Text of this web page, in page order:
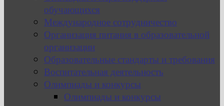
обучающихся
Международное сотрудничество
Организация питания в образовательной
организации
Образовательные стандарты и требования
Воспитательная деятельность
Олимпиады и конкурсы
Олимпиады и конкурсы